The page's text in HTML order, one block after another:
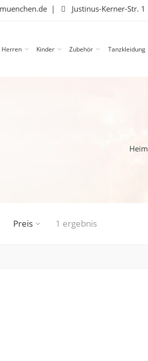
| Justinus-Kerner-Str. 1
Herren Kinder Zubehör Tanzkleidung
Heim
Preis 1 ergebnis